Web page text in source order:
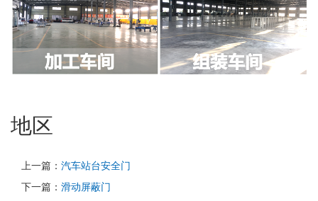
地区
上一篇： 汽车站台安全门
下一篇： 滑动屏蔽门